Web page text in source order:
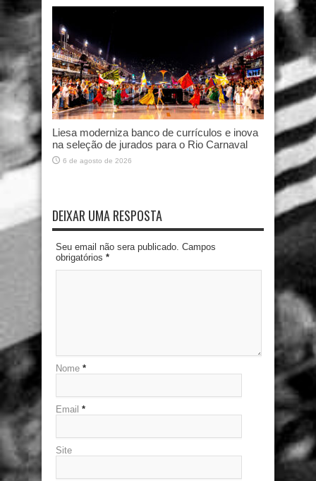
Liesa moderniza banco de currículos e inova
na seleção de jurados para o Rio Carnaval
6 de agosto de 2026
DEIXAR UMA RESPOSTA
Seu email não sera publicado. Campos
obrigatórios *
Nome *
Email *
Site